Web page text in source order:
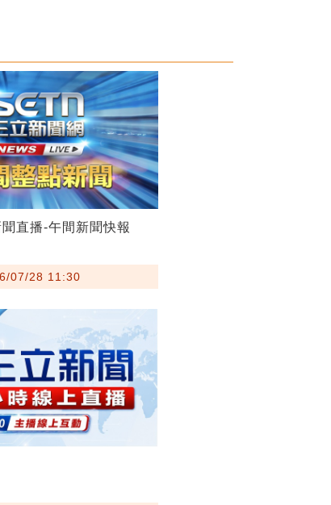
直播-午間新聞快報
07/28 11:30